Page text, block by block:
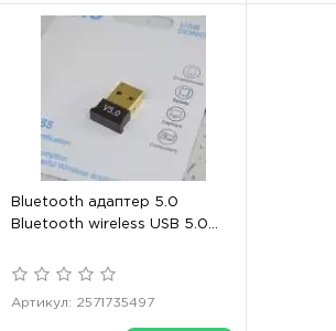
Bluetooth адаптер 5.0
Bluetooth wireless USB 5.0...
Артикул: 2571735497